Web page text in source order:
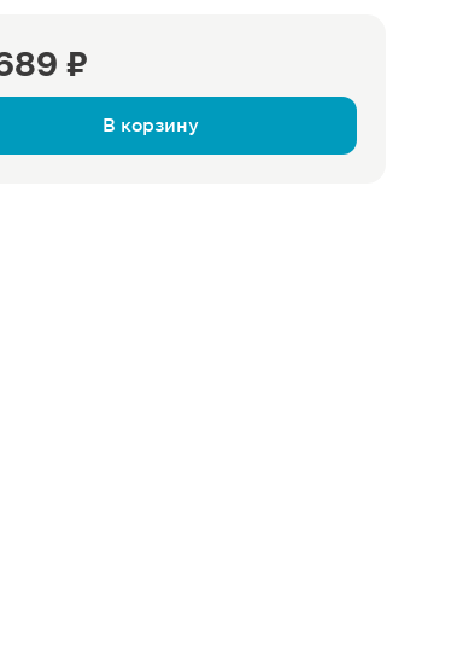
₽
В корзину